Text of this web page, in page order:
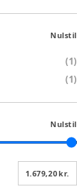
Nulstil
(1)
(1)
Nulstil
1.679,20 kr.